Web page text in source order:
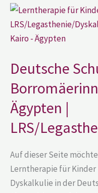
Deutsche
Ägypten |
LRS/
Auf dieser Seite
Lerntherapie für Kinder
Dyskalkulie in der
Deutsche
Schule
der
Borromäerinnen
Alexandria
|
LRS/Legasthenie/